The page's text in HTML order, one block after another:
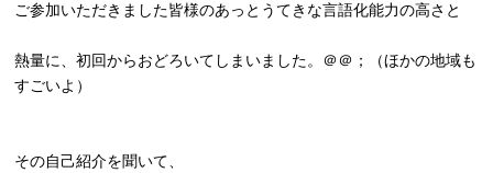
ご参加いただきました皆様のあっとうてきな言語化能力の高さと
熱量に、初回からおどろいてしまいました。＠＠；（ほかの地域も
すごいよ）
その自己紹介を聞いて、